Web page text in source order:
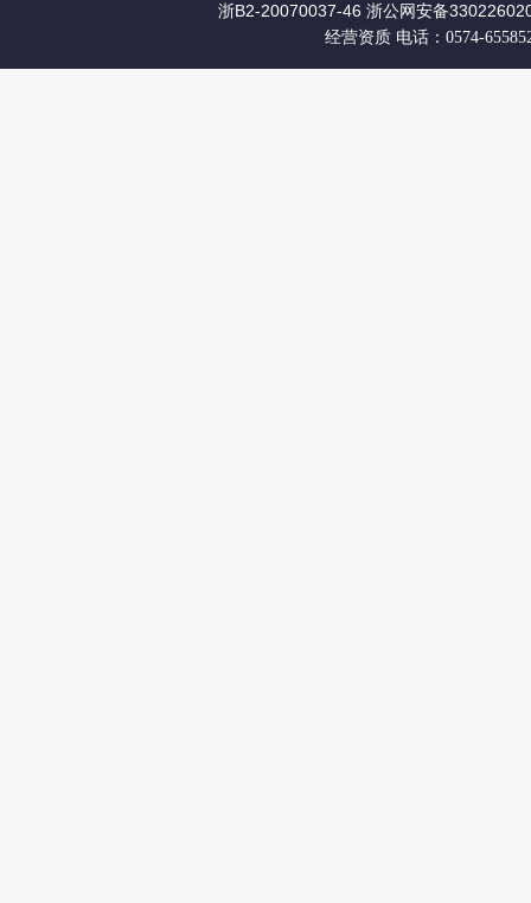
浙B2-20070037-46 浙公网安备
经营资质 电话：0574-